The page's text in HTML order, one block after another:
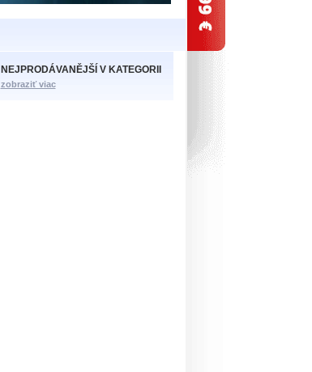
NEJPRODÁVANĚJŠÍ V KATEGORII
zobraziť viac